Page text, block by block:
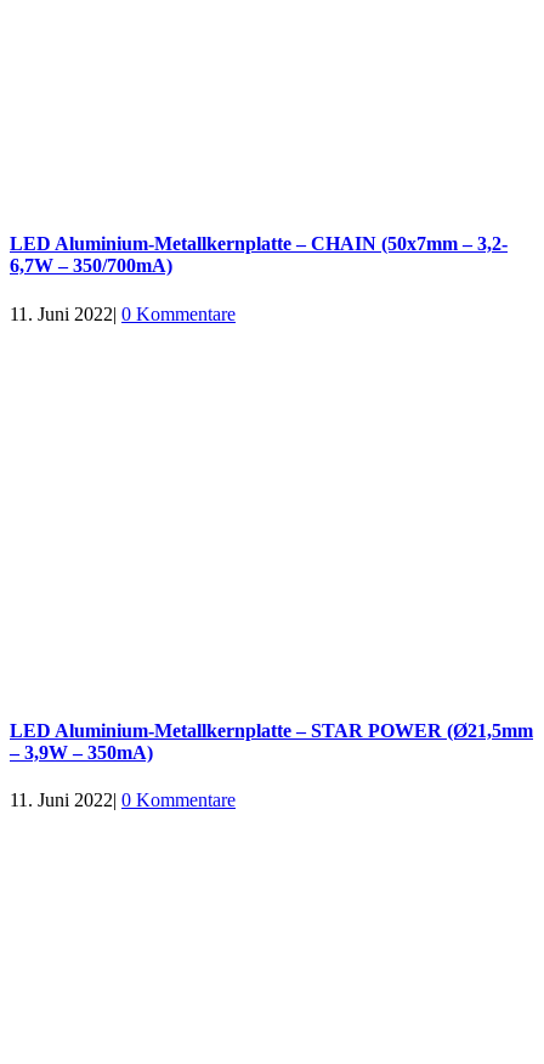
LED Aluminium-Metallkernplatte – CHAIN (50x7mm – 3,2-
6,7W – 350/700mA)
11. Juni 2022| 0 Kommentare
LED Aluminium-Metallkernplatte – STAR POWER (Ø21,5mm
– 3,9W – 350mA)
11. Juni 2022| 0 Kommentare